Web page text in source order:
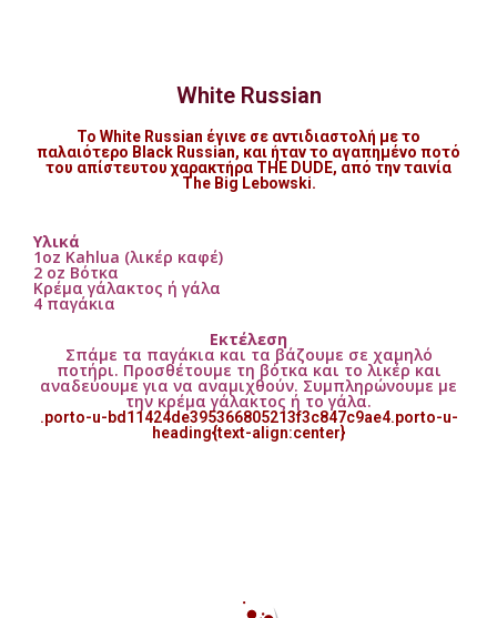
White Russian
Το White Russian έγινε σε αντιδιαστολή με το
παλαιότερο Black Russian, και ήταν το αγαπημένο ποτό
του απίστευτου χαρακτήρα THE DUDE, από την ταινία
The Big Lebowski.
Υλικά
1oz Kahlua (λικέρ καφέ)
2 oz Βότκα
Κρέμα γάλακτος ή γάλα
4 παγάκια
Εκτέλεση
Σπάμε τα παγάκια και τα βάζουμε σε χαμηλό
ποτήρι. Προσθέτουμε τη βότκα και το λικέρ και
αναδεύουμε για να αναμιχθούν. Συμπληρώνουμε με
την κρέμα γάλακτος ή το γάλα.
.porto-u-bd11424de395366805213f3c847c9ae4.porto-u-
heading{text-align:center}